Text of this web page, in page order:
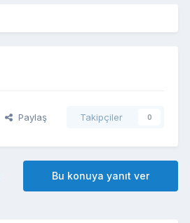
Paylaş Takipçiler 0
Bu konuya yanıt ver